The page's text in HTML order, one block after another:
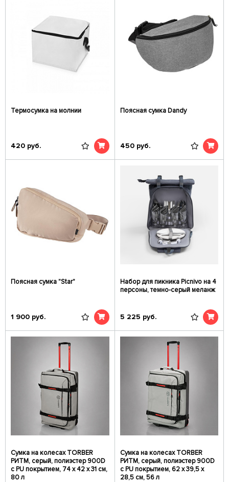
Термосумка на молнии
420 руб.
Поясная сумка Dandy
450 руб.
Поясная сумка "Star"
1 900 руб.
Набор для пикника Picnivo на 4
персоны, темно-серый меланж
5 225 руб.
Сумка на колесах TORBER
РИТМ, серый, полиэстер 900D
с PU покрытием, 74 х 42 х 31 см,
80 л
Сумка на колесах TORBER
РИТМ, серый, полиэстер 900D
с PU покрытием, 62 х 39,5 х
28,5 см, 56 л